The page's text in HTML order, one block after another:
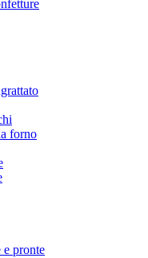
forno
e pronte